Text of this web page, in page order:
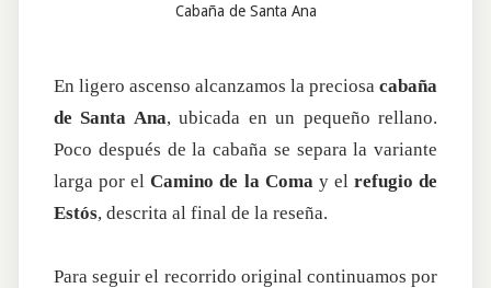
Cabaña de Santa Ana
En ligero ascenso alcanzamos la preciosa cabaña
de Santa Ana, ubicada en un pequeño rellano.
Poco después de la cabaña se separa la variante
larga por elCamino de la Coma y el refugio de
Estós, descrita al final de la reseña.
Para seguir el recorrido original continuamos por